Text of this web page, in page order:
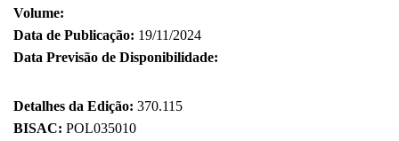
Volume:
Data de Publicação: 19/11/2024
Data Previsão de Disponibilidade:
Detalhes da Edição: 370.115
BISAC: POL035010